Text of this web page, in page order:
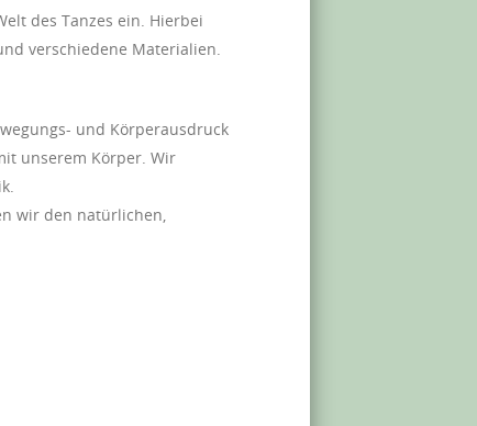
des Tanzes ein. Hierbei
verschiedene Materialien.
und Körperausdruck
unserem Körper. Wir
wir den natürlichen,